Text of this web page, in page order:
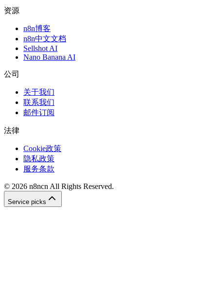
资源
n8n博客
n8n中文文档
Sellshot AI
Nano Banana AI
公司
关于我们
联系我们
邮件订阅
法律
Cookie政策
隐私政策
服务条款
© 2026 n8ncn All Rights Reserved.
Service picks